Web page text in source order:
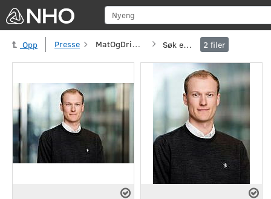
Opp Presse MatOgDrikke Søk etter 2 filer